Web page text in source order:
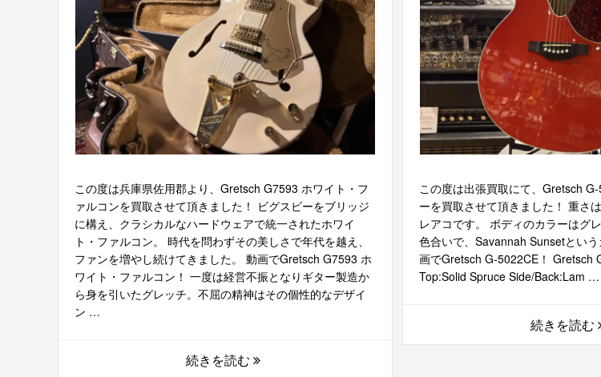
この度は兵庫県佐用郡より、Gretsch G7593 ホワイト・フ
ァルコンを買取させて頂きました！ ビグスビーをブリッジ
に構え、クラシカルなハードウェアで統一されたホワイ
ト・ファルコン。 時代を問わずその美しさで年代を越え、
ファンを増やし続けてきました。 動画でGretsch G7593 ホ
ワイト・ファルコン！ 一度は経営不振となりギター製造か
ら身を引いたグレッチ。不屈の精神はその個性的なデザイ
ン …
続きを読む
この度は出張買取にて、Gretsch
ーを買取させて頂きました！ 重さ
レアコです。 ボディのカラーはグ
色合いで、Savannah Sunsetとい
画でGretsch G-5022CE！ Gretsch
Top:Solid Spruce Side/Back:Lam …
続きを読む